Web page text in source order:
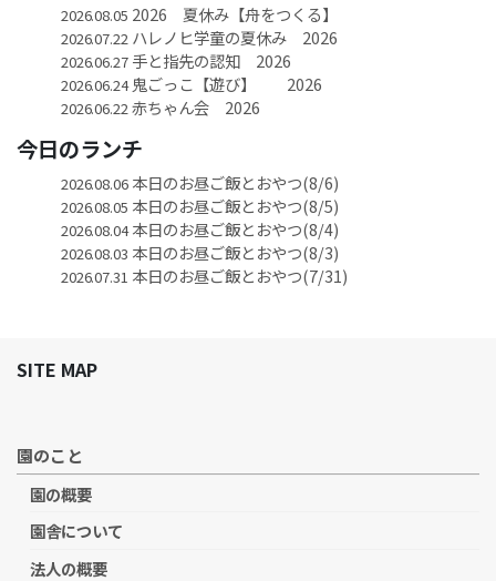
2026.08.05 2026 夏休み【舟をつくる】
2026.07.22 ハレノヒ学童の夏休み 2026
2026.06.27手と指先の認知 2026
2026.06.24鬼ごっこ【遊び】 2026
2026.06.22 赤ちゃん会 2026
今日のランチ
2026.08.06本日のお昼ご飯とおやつ(8/6)
2026.08.05 本日のお昼ご飯とおやつ(8/5)
2026.08.04本日のお昼ご飯とおやつ(8/4)
2026.08.03 本日のお昼ご飯とおやつ(8/3)
2026.07.31 本日のお昼ご飯とおやつ(7/31)
SITE MAP
園のこと
園の概要
園舎について
法人の概要